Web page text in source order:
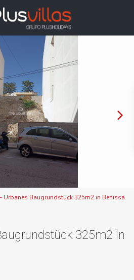
Urbanes Baugrundstück 325m2 in Benissa
325m2 in